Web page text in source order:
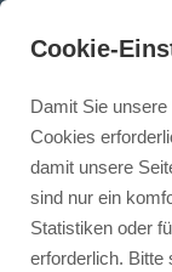
SEA
Cookie-
Damit Sie
Cookies
damit unsere
sind nur ein
Statistiken oder
erforderlich. Bitte